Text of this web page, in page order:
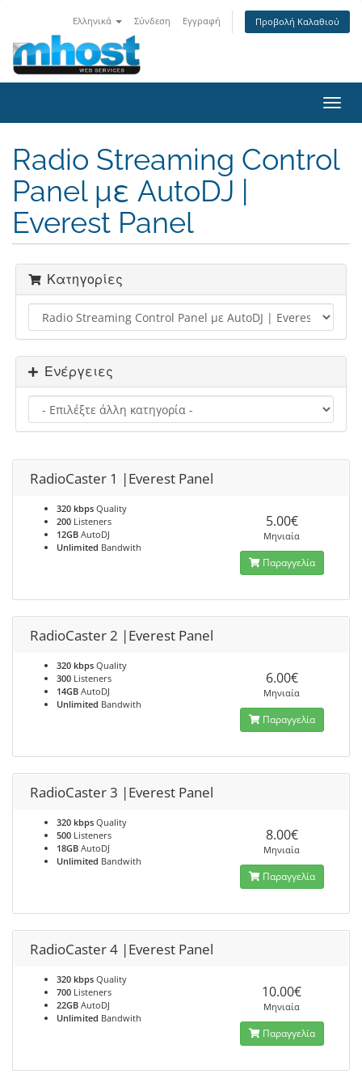
Ελληνικά Σύνδεση Εγγραφή Προβολή Καλαθιού
Radio Streaming Control
Panel με AutoDJ |
Everest Panel
Κατηγορίες
Ενέργειες
RadioCaster 1 |Everest Panel
320 kbps Quality
200 Listeners
12GB AutoDJ
Unlimited Bandwith
5.00€
Μηνιαία
Παραγγελία
RadioCaster 2 |Everest Panel
320 kbps Quality
300 Listeners
14GB AutoDJ
Unlimited Bandwith
6.00€
Μηνιαία
Παραγγελία
RadioCaster 3 |Everest Panel
320 kbps Quality
500 Listeners
18GB AutoDJ
Unlimited Bandwith
8.00€
Μηνιαία
Παραγγελία
RadioCaster 4 |Everest Panel
320 kbps Quality
700 Listeners
22GB AutoDJ
Unlimited Bandwith
10.00€
Μηνιαία
Παραγγελία